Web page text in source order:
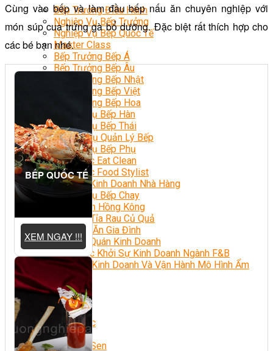
Bếp Trưởng Điều Hành
Nghiệp Vụ Bếp Trưởng
Nghiệp Vụ Bếp Quốc Tế
Master Class
Bếp Trưởng Bếp Á
Bếp Trưởng Bếp Âu
Bếp Trưởng Bếp Nhật
Bếp Trưởng Bếp Việt
Bếp Trưởng Bếp Hoa
Nghiệp Vụ Bếp Hàn
Nghiệp Vụ Bếp Thái
Nghiệp Vụ Quản Lý Bếp
Nghiệp Vụ Bếp Phụ
Khóa Học Eat Clean
Khóa Học Food Stylist
Khởi Sự Kinh Doanh Nhà Hàng
Nghiệp Vụ Bếp Chay
Điểm Tâm Hồng Kông
Học Cắt Tỉa Rau Củ Quả
Học Nấu Ăn Gia Đình
Học Mở Quán Kinh Doanh
Khóa Học Khởi Sự Kinh Doanh Ngành F&B
Bí Quyết Kinh Doanh Và Vận Hành Mô Hình Ẩm
Thực
Khai Giảng
Mẹo Nấu Ăn
Nghề Bếp
Kiến Thức
Học Nấu Chè
Chè Hạt Sen
Cùng vào bếp và làm đầu bếp nấu ăn chuyên nghiệp với
món súp cua trứng gà bổ dưỡng. Đặc biệt rất thích hợp cho
các bé bạn nhé.
BẾP QUỐC TẾ
XEM NGAY !!!